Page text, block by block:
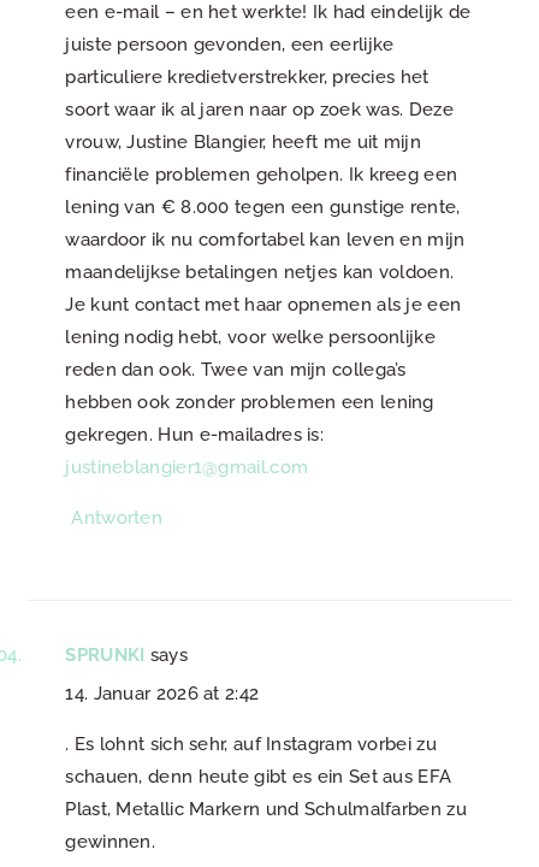
een e-mail – en het werkte! Ik had eindelijk de
juiste persoon gevonden, een eerlijke
particuliere kredietverstrekker, precies het
soort waar ik al jaren naar op zoek was. Deze
vrouw, Justine Blangier, heeft me uit mijn
financiële problemen geholpen. Ik kreeg een
lening van € 8.000 tegen een gunstige rente,
waardoor ik nu comfortabel kan leven en mijn
maandelijkse betalingen netjes kan voldoen.
Je kunt contact met haar opnemen als je een
lening nodig hebt, voor welke persoonlijke
reden dan ook. Twee van mijn collega’s
hebben ook zonder problemen een lening
gekregen. Hun e-mailadres is:
justineblangier1@gmail.com
Antworten
SPRUNKI says
14. Januar 2026 at 2:42
. Es lohnt sich sehr, auf Instagram vorbei zu
schauen, denn heute gibt es ein Set aus EFA
Plast, Metallic Markern und Schulmalfarben zu
gewinnen.